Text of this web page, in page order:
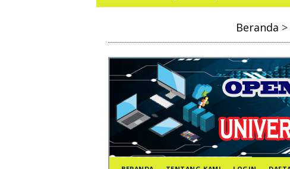
Beranda >